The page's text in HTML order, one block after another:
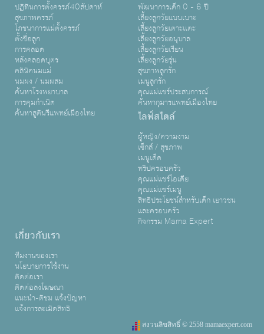
ปฏิทินการตั้งครรภ์40สัปดาห์
สุขภาพครรภ์
โภชนาการแม่ตั้งครรภ์
ตั้งชื่อลูก
การคลอด
หลังคลอดบุตร
คลินิคนมแม่
นมผง / นมผสม
ค้นหาโรงพยาบาล
การคุมกำเนิด
ค้นหาสูตินรีแพทย์เมืองไทย
พัฒนาการเด็ก 0 - 6 ปี
เลี้ยงลูกวัยแบบเบาะ
เลี้ยงลูกวัยเตาะเเตะ
เลี้ยงลูกวัยอนุบาล
เลี้ยงลูกวัยเรียน
เลี้ยงลูกวัยรุ่น
สุขภาพลูกรัก
เมนูลูกรัก
คุณแม่แชร์ประสบการณ์
ค้นหากุมารแพทย์เมืองไทย
ไลฟ์สไตล์
ผู้หญิง/ความงาม
เซ็กส์ / สุขภาพ
เมนูเด็ด
ทริปครอบครัว
คุณแม่แชร์ไอเดีย
คุณแม่แชร์เมนู
สิทธิประโยชน์สำหรับเด็ก เยาวชน
และครอบครัว
กิจกรรม Mama Expert
เกี่ยวกับเรา
ทีมงานของเรา
นโยบายการใช้งาน
ติดต่อเรา
ติดต่อลงโฆษณา
แนะนำ-ติชม แจ้งปัญหา
แจ้งการละเมิดสิทธิ
สงวนลิขสิทธิ์ © 2558 mamaexpert.com